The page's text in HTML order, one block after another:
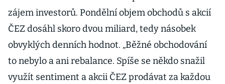
zájem investorů. Pondělní objem obchodů s akcií
ČEZ dosáhl skoro dvou miliard, tedy násobek
obvyklých denních hodnot. „Běžné obchodování
to nebylo a ani rebalance. Spíše se někdo snažil
využít sentiment a akcii ČEZ prodávat za každou